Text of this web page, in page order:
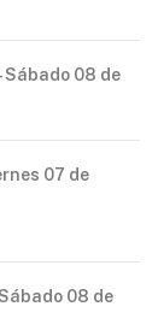
Sábado 08 de
07 de
Sábado 08 de